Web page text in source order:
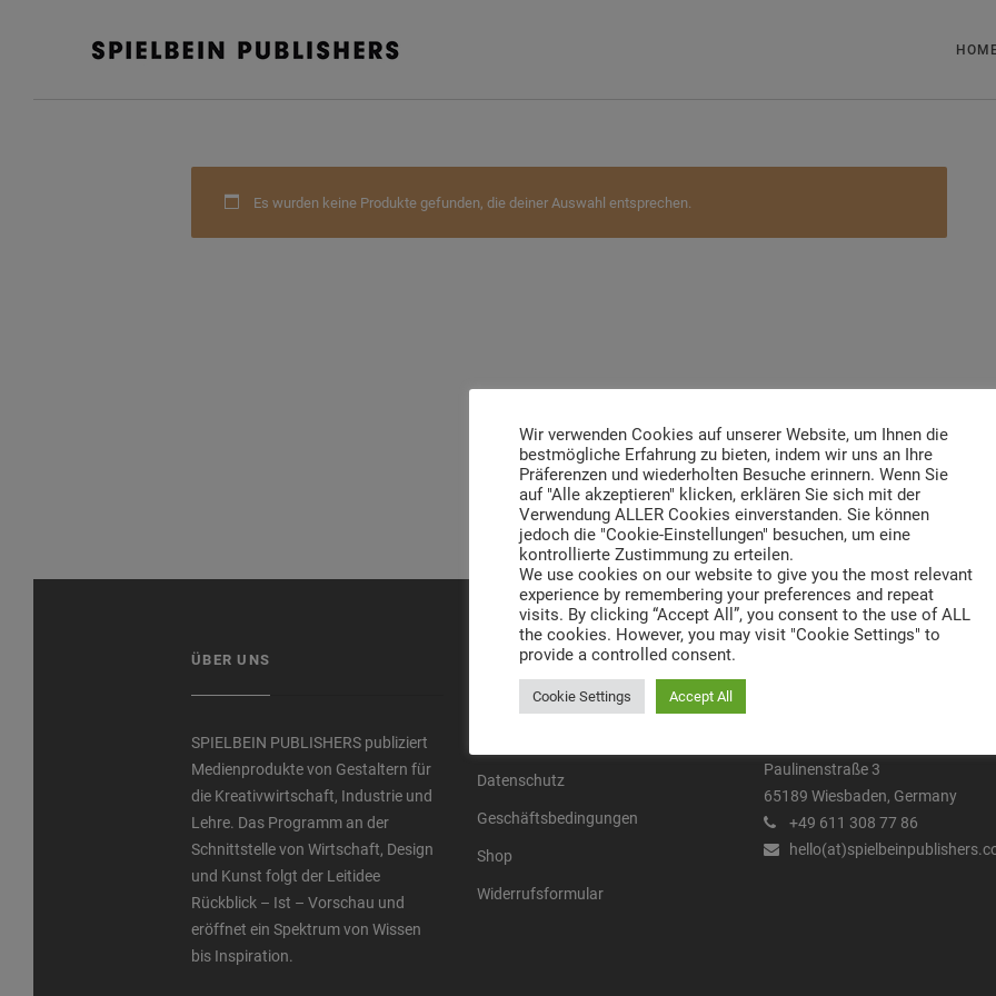
Es wurden keine Produkte gefunden, die deiner Auswahl entsprechen.
ÜBER UNS
SPIELBEIN PUBLISHERS publiziert
Medienprodukte von Gestaltern für
die Kreativwirtschaft, Industrie und
Lehre. Das Programm an der
Schnittstelle von Wirtschaft, Design
und Kunst folgt der Leitidee
Rückblick – Ist – Vorschau und
eröffnet ein Spektrum von Wissen
bis Inspiration.
LINKS
Datenschutz
Geschäftsbedingungen
Shop
Widerrufsformular
Paulinenstraße 3
65189 Wiesbaden, Germany
+49 611 308 77 86
Wir verwenden Cookies auf unserer Website, um Ihnen die
bestmögliche Erfahrung zu bieten, indem wir uns an Ihre
Präferenzen und wiederholten Besuche erinnern. Wenn Sie
auf "Alle akzeptieren" klicken, erklären Sie sich mit der
Verwendung ALLER Cookies einverstanden. Sie können
jedoch die "Cookie-Einstellungen" besuchen, um eine
kontrollierte Zustimmung zu erteilen.
We use cookies on our website to give you the most relevant
experience by remembering your preferences and repeat
visits. By clicking “Accept All”, you consent to the use of ALL
the cookies. However, you may visit "Cookie Settings" to
provide a controlled consent.
Cookie Settings Accept All